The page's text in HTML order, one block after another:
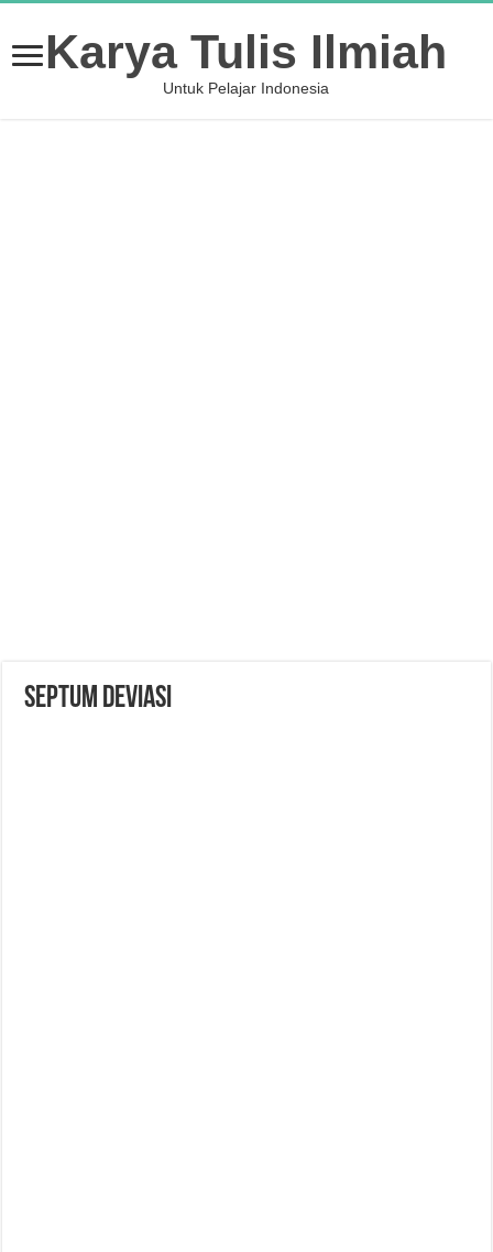
Karya Tulis Ilmiah
Untuk Pelajar Indonesia
SEPTUM DEVIASI